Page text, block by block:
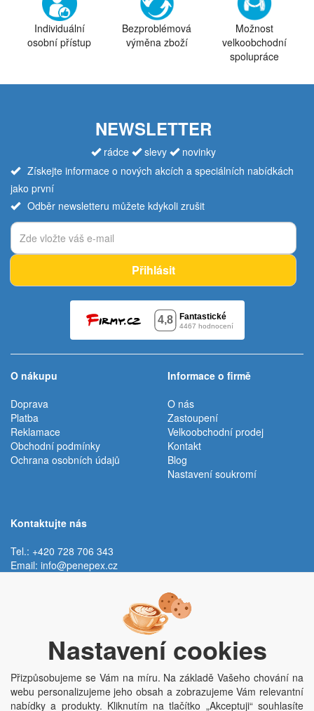
Individuální
osobní přístup
Bezproblémová
výměna zboží
Možnost
velkoobchodní
spolupráce
NEWSLETTER
rádce slevy
novinky
Získejte informace o nových akcích a speciálních nabídkách
jako první
Odběr newsletteru můžete kdykoli zrušit
Přihlásit
O nákupu
Doprava
Platba
Reklamace
Obchodní podmínky
Ochrana osobních údajů
Informace o firmě
O nás
Zastoupení
Velkoobchodní prodej
Kontakt
Blog
Nastavení soukromí
Kontaktujte nás
Tel.: +420 728 706 343
Email: info@penepex.cz
Trávník 2076, 686 03 Staré Město
Nastavení cookies
Přizpůsobujeme se Vám na míru. Na základě Vašeho chování na
webu personalizujeme jeho obsah a zobrazujeme Vám relevantní
nabídky a produkty. Kliknutím na tlačítko „Akceptuji“ souhlasíte